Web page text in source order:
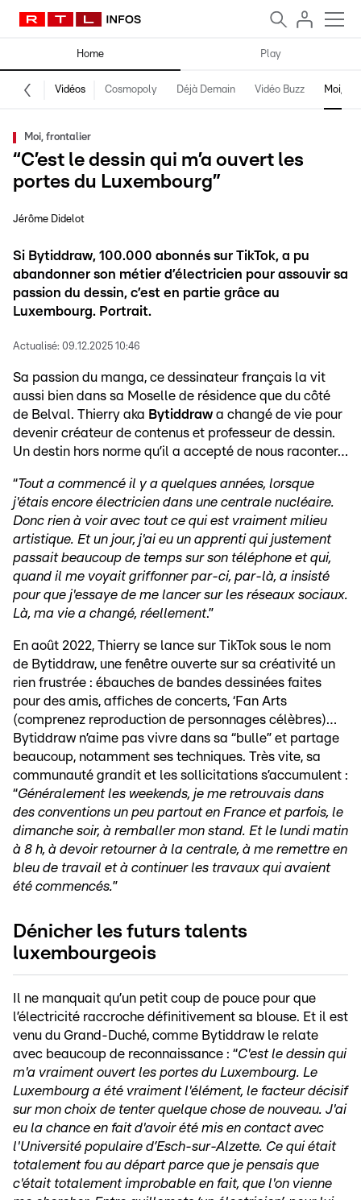
Home Play
Vidéos Cosmopoly Déjà Demain Vidéo Buzz Moi,
Moi, frontalier
“C’est le dessin qui m’a ouvert les
portes du Luxembourg”
Jérôme Didelot
Si Bytiddraw, 100.000 abonnés sur TikTok, a pu
abandonner son métier d’électricien pour assouvir sa
passion du dessin, c’est en partie grâce au
Luxembourg. Portrait.
Actualisé: 09.12.2025 10:46
Sa passion du manga, ce dessinateur français la vit
aussi bien dans sa Moselle de résidence que du côté
de Belval. Thierry aka Bytiddraw a changé de vie pour
devenir créateur de contenus et professeur de dessin.
Un destin hors norme qu’il a accepté de nous raconter…
“Tout a commencé il y a quelques années, lorsque
j'étais encore électricien dans une centrale nucléaire.
Donc rien à voir avec tout ce qui est vraiment milieu
artistique. Et un jour, j'ai eu un apprenti qui justement
passait beaucoup de temps sur son téléphone et qui,
quand il me voyait griffonner par-ci, par-là, a insisté
pour que j'essaye de me lancer sur les réseaux sociaux.
Là, ma vie a changé, réellement.”
En août 2022, Thierry se lance sur TikTok sous le nom
de Bytiddraw, une fenêtre ouverte sur sa créativité un
rien frustrée : ébauches de bandes dessinées faites
pour des amis, affiches de concerts, ‘Fan Arts
(comprenez reproduction de personnages célèbres)…
Bytiddraw n’aime pas vivre dans sa “bulle” et partage
beaucoup, notamment ses techniques. Très vite, sa
communauté grandit et les sollicitations s’accumulent :
“Généralement les weekends, je me retrouvais dans
des conventions un peu partout en France et parfois, le
dimanche soir, à remballer mon stand. Et le lundi matin
à 8 h, à devoir retourner à la centrale, à me remettre en
bleu de travail et à continuer les travaux qui avaient
été commencés.”
Dénicher les futurs talents
luxembourgeois
Il ne manquait qu’un petit coup de pouce pour que
l’électricité raccroche définitivement sa blouse. Et il est
venu du Grand-Duché, comme Bytiddraw le relate
avec beaucoup de reconnaissance : “C'est le dessin qui
m'a vraiment ouvert les portes du Luxembourg. Le
Luxembourg a été vraiment l'élément, le facteur décisif
sur mon choix de tenter quelque chose de nouveau. J'ai
eu la chance en fait d'avoir été mis en contact avec
l'Université populaire d’Esch-sur-Alzette. Ce qui était
totalement fou au départ parce que je pensais que
c'était totalement improbable en fait, que l'on vienne